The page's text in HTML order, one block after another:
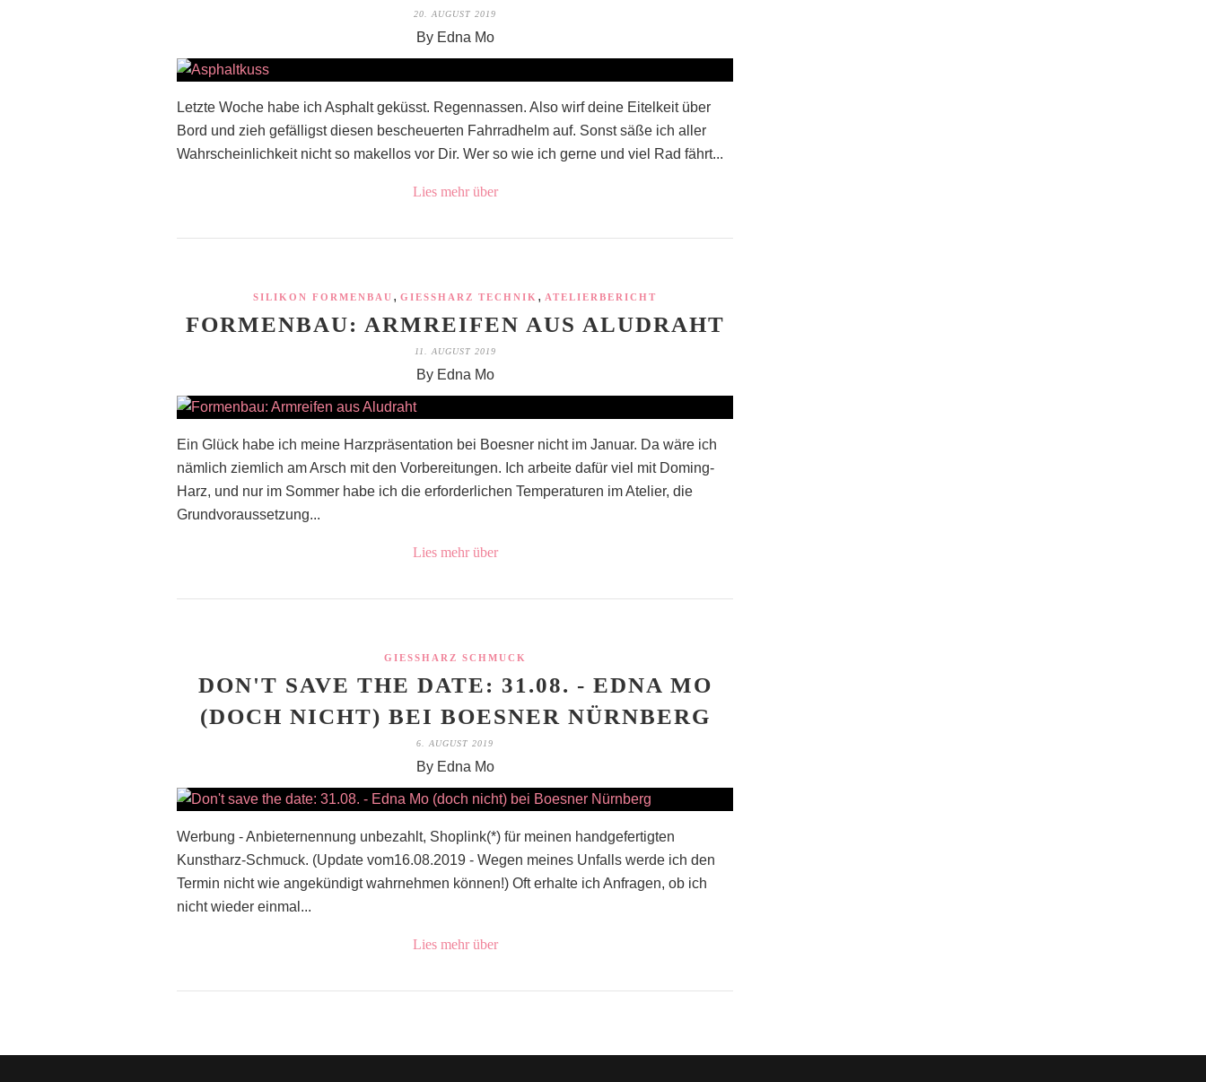
20. AUGUST 2019
By Edna Mo
Letzte Woche habe ich Asphalt geküsst. Regennassen. Also wirf deine Eitelkeit über
Bord und zieh gefälligst diesen bescheuerten Fahrradhelm auf. Sonst säße ich aller
Wahrscheinlichkeit nicht so makellos vor Dir. Wer so wie ich gerne und viel Rad fährt...
Lies mehr über
SILIKON FORMENBAU , GIESSHARZ TECHNIK , ATELIERBERICHT
FORMENBAU: ARMREIFEN AUS ALUDRAHT
11. AUGUST 2019
By Edna Mo
Ein Glück habe ich meine Harzpräsentation bei Boesner nicht im Januar. Da wäre ich
nämlich ziemlich am Arsch mit den Vorbereitungen. Ich arbeite dafür viel mit Doming-
Harz, und nur im Sommer habe ich die erforderlichen Temperaturen im Atelier, die
Grundvoraussetzung...
Lies mehr über
GIESSHARZ SCHMUCK
DON'T SAVE THE DATE: 31.08. - EDNA MO
(DOCH NICHT) BEI BOESNER NÜRNBERG
6. AUGUST 2019
By Edna Mo
Werbung - Anbieternennung unbezahlt, Shoplink(*) für meinen handgefertigten
Kunstharz-Schmuck. (Update vom16.08.2019 - Wegen meines Unfalls werde ich den
Termin nicht wie angekündigt wahrnehmen können!) Oft erhalte ich Anfragen, ob ich
nicht wieder einmal...
Lies mehr über